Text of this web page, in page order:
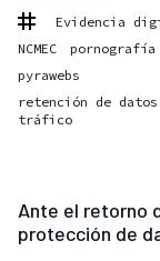
Evidencia
NCMEC
pyrawebs
retención de
tráfico
Ante el retorno
protección de